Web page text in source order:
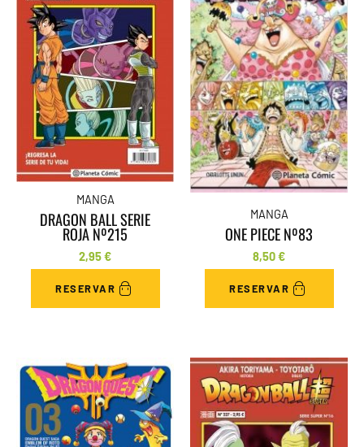
MANGA
DRAGON BALL SERIE
ROJA Nº215
2,95€
RESERVAR
MANGA
ONE PIECE Nº83
8,50€
RESERVAR